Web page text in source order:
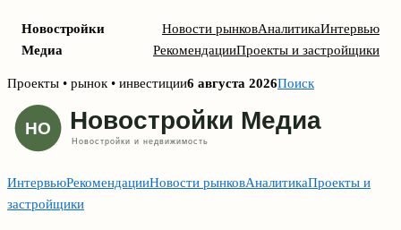
Новостройки
Медиа
Новости рынковАналитикаИнтервью
РекомендацииПроекты и застройщики
Skip
content
Проекты • рынок • инвестиции6 августа 2026Поиск
ИнтервьюРекомендацииНовости рынковАналитикаПроекты и
застройщики